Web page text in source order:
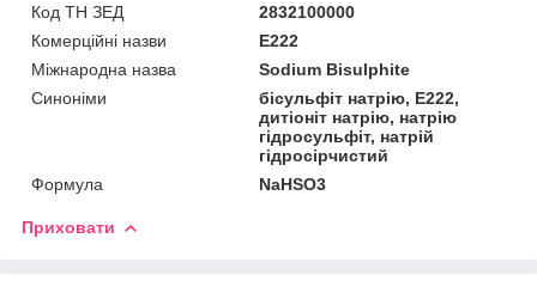
Код ТН ЗЕД
2832100000
Комерційні назви
Е222
Міжнародна назва
Sodium Bisulphite
Синоніми
бісульфіт натрію, Е222,
дитіоніт натрію, натрію
гідросульфіт, натрій
гідросірчистий
Формула
NaHSO3
Приховати